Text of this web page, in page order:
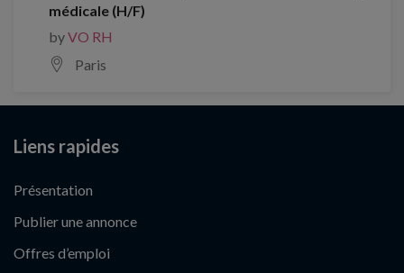
médicale (H/F)
byVO RH
Paris
Liens rapides
Présentation
Publier une annonce
Offres d’emploi